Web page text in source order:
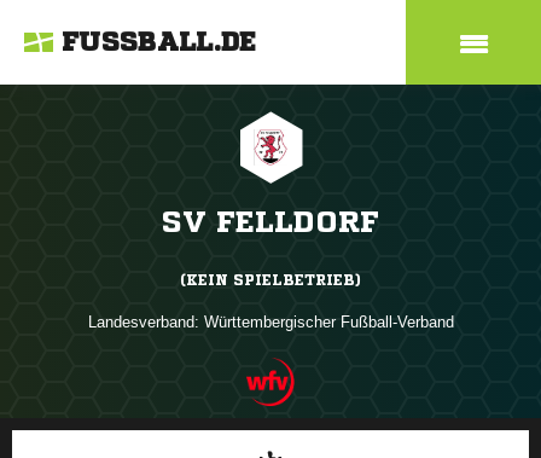
FUSSBALL.DE
SV FELLDORF
(KEIN SPIELBETRIEB)
Landesverband: Württembergischer Fußball-Verband
ANZEIGE